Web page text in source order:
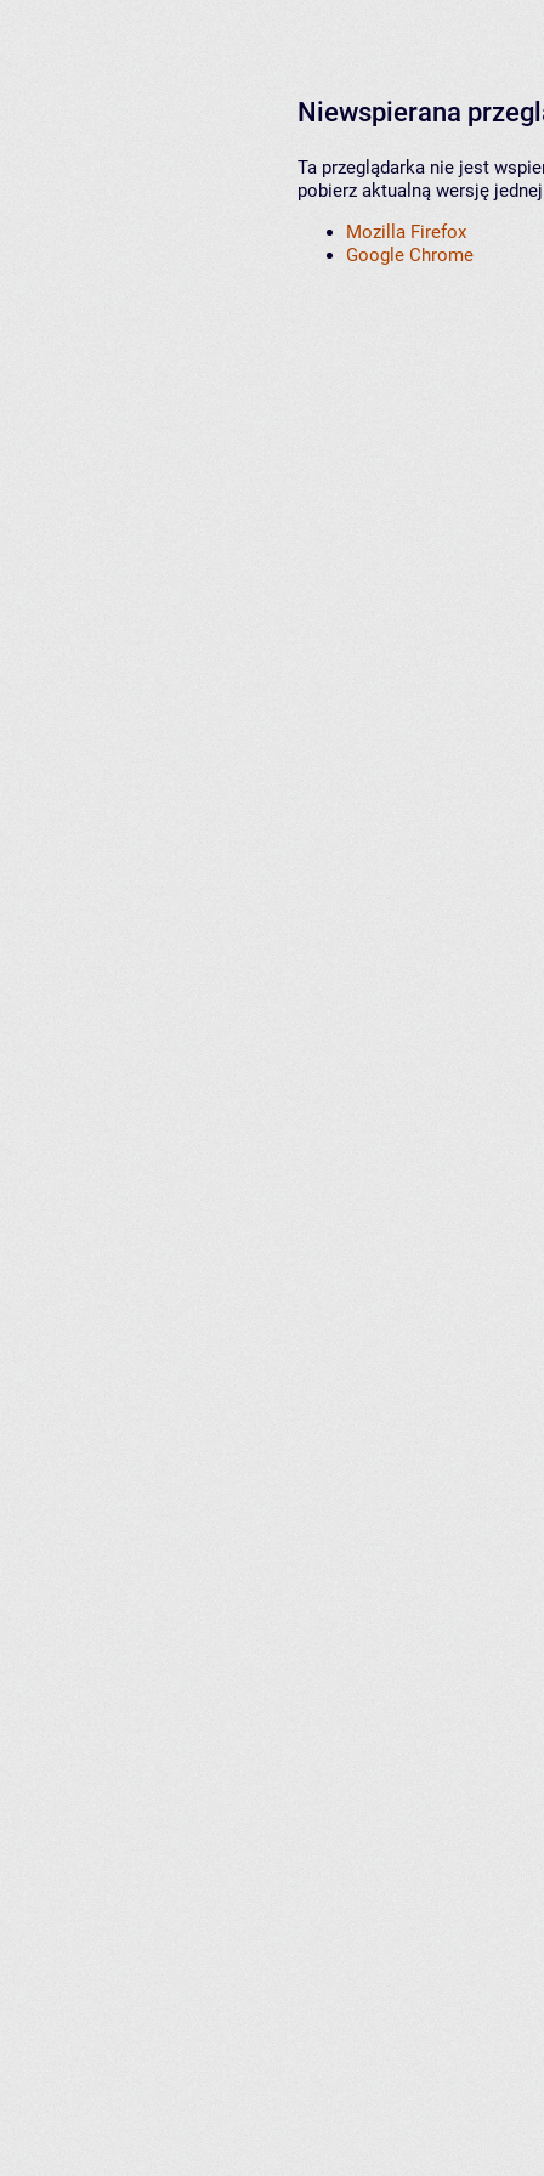
Niewspierana
Ta przeglądarka nie jest
pobierz aktualną wersję
Mozilla Firefox
Google Chrome